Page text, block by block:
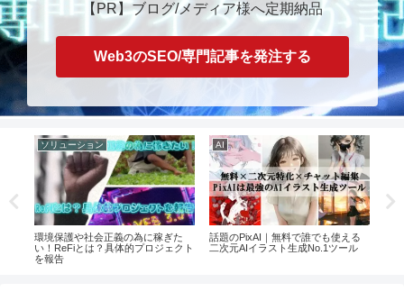
【PR】ブログ/メディア様へ定期納品
Web3のSEO/専門記事を発注する
ソリューション
環境保護や社会正義の為に稼ぎた
い！ReFiとは？具体的プロジェクト
を報告
AI
話題のPixAI｜無料で誰でも使える
二次元AIイラスト生成No.1ツール